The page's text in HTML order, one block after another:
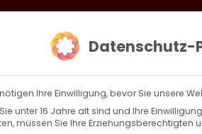
Datenschutz-
Ihre Einwilligung, bevor Sie unsere
unter 16 Jahre alt sind und Ihre
müssen Sie Ihre Erziehungsberechtigten